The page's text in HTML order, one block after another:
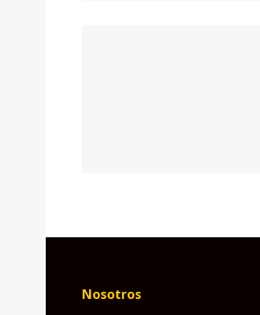
Nosotros